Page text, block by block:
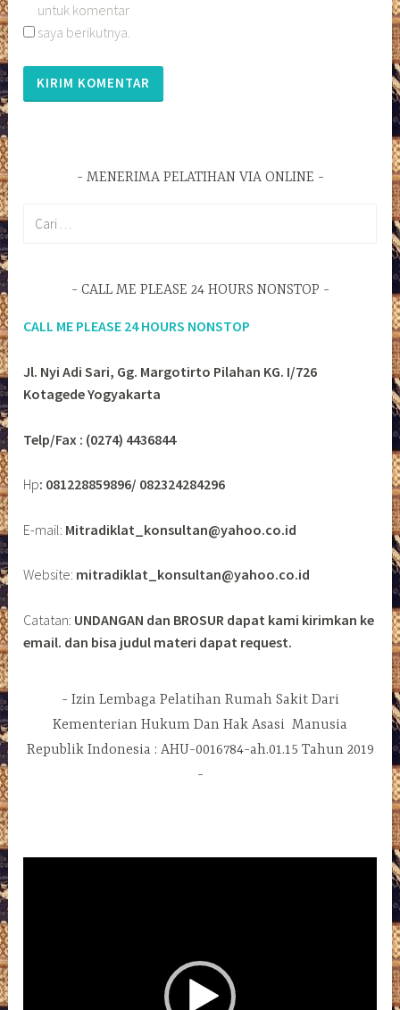
untuk komentar
saya berikutnya.
MENERIMA PELATIHAN VIA ONLINE
CALL ME PLEASE 24 HOURS NONSTOP
CALL ME PLEASE 24 HOURS NONSTOP
Jl. Nyi Adi Sari, Gg. Margotirto Pilahan KG. I/726
Kotagede Yogyakarta
Telp/Fax : (0274) 4436844
Hp: 081228859896/ 082324284296
E-mail: Mitradiklat_konsultan@yahoo.co.id
Website: mitradiklat_konsultan@yahoo.co.id
Catatan: UNDANGAN dan BROSUR dapat kami kirimkan ke
email. dan bisa judul materi dapat request.
Izin Lembaga Pelatihan Rumah Sakit Dari
Kementerian Hukum Dan Hak Asasi Manusia
Republik Indonesia : AHU-0016784-ah.01.15 Tahun 2019